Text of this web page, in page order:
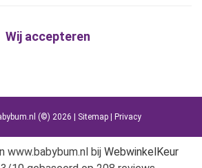
Wij accepteren
(©) 2026 | Sitemap Privacy
www.babybum.nl bij WebwinkelKeur